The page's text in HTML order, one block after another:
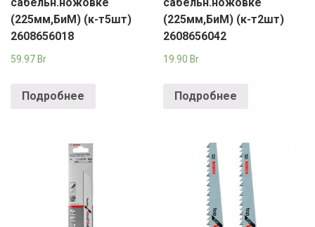
(225мм,БиМ) (к-т5шт)
2608656018
59.97 Br
Подробнее
(225мм,БиМ) (к-т2шт)
2608656042
19.90 Br
Подробнее